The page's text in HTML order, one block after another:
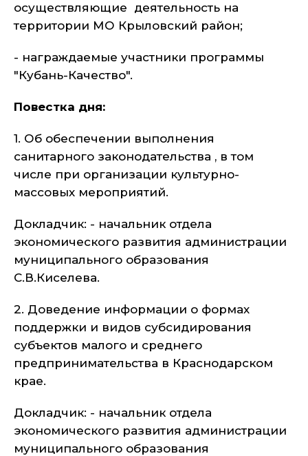
осуществляющие деятельность на
территории МО Крыловский район;
- награждаемые участники программы
"Кубань-Качество".
Повестка дня:
1. Об обеспечении выполнения
санитарного законодательства , в том
числе при организации культурно-
массовых мероприятий.
Докладчик: - начальник отдела
экономического развития администрации
муниципального образования
С.В.Киселева.
2. Доведение информации о формах
поддержки и видов субсидирования
субъектов малого и среднего
предпринимательства в Краснодарском
крае.
Докладчик: - начальник отдела
экономического развития администрации
муниципального образования